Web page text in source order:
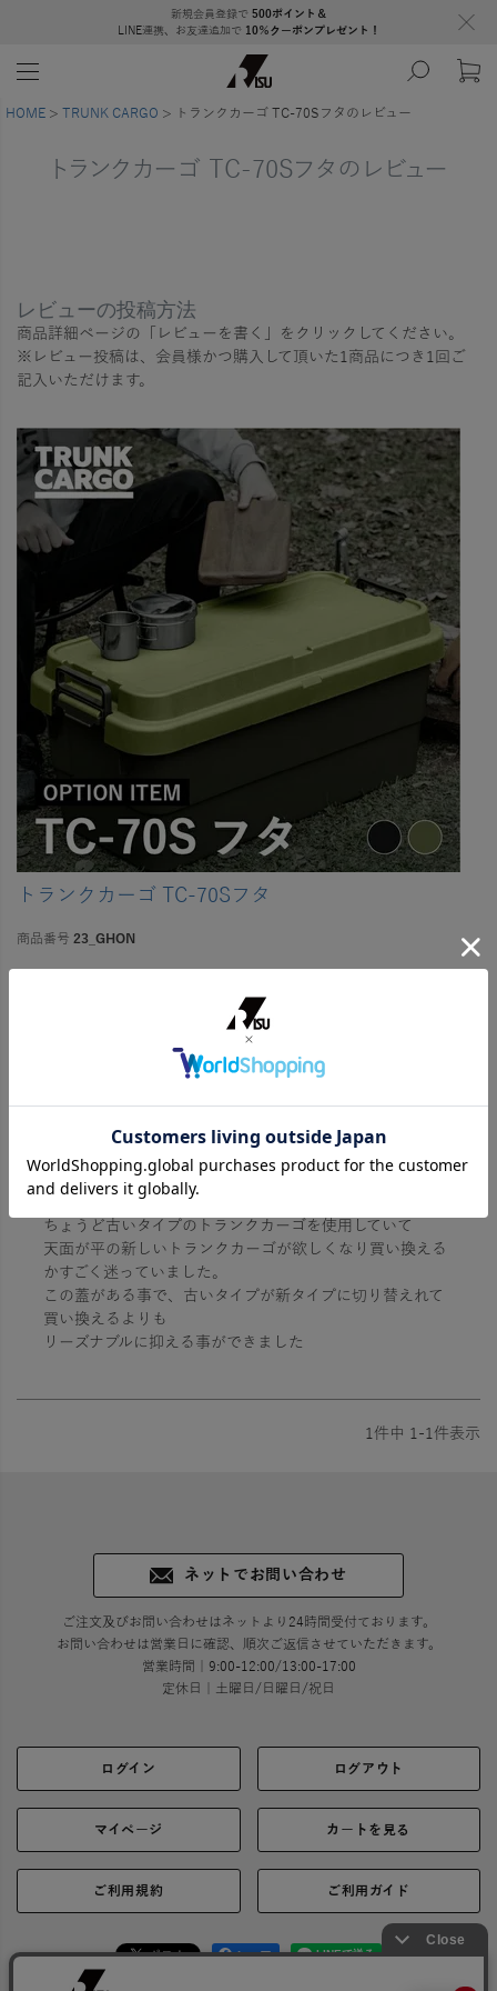
新規会員登録で 500ポイント＆
LINE連携、お友達追加で 10％クーポンプレゼント！
HOME TRUNK CARGO トランクカーゴ TC-70Sフタのレビュー
トランクカーゴ TC-70Sフタのレビュー
レビューの投稿方法
商品詳細ページの「レビューを書く」をクリックしてください。
※レビュー投稿は、会員様かつ購入して頂いた1商品につき1回ご
記入いただけます。
トランクカーゴ TC-70Sフタ
商品番号 23_GHON
1
非公開
ちょうど古いタイプのトランクカーゴを使用していて
天面が平の新しいトランクカーゴが欲しくなり買い換える
かすごく迷っていました。
この蓋がある事で、古いタイプが新タイプに切り替えれて
買い換えるよりも
リーズナブルに抑える事ができました
1件中 1-1件表示
ネットでお問い合わせ
ご注文及びお問い合わせはネットより24時間受付ております。
お問い合わせは営業日に確認、順次ご返信させていただきます。
営業時間｜9:00-12:00/13:00-17:00
定休日｜土曜日/日曜日/祝日
ログイン ログアウト
マイページ カートを見る
ご利用規約 ご利用ガイド
シェア